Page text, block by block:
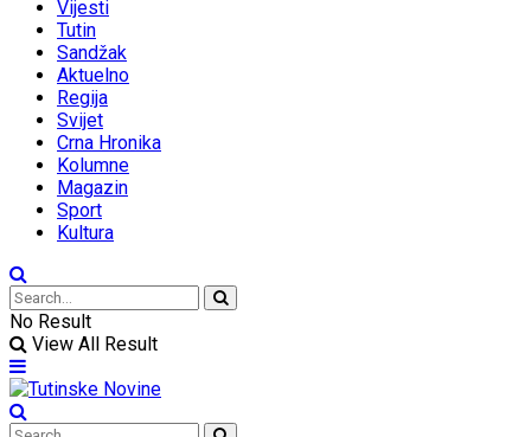
Vijesti
Tutin
Sandžak
Aktuelno
Regija
Svijet
Crna Hronika
Kolumne
Magazin
Sport
Kultura
No Result
View All Result